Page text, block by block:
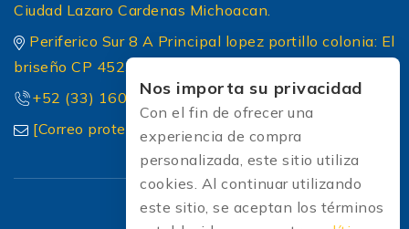
Ciudad Lazaro Cardenas Michoacan.
Periferico Sur 8 A Principal lopez portillo colonia: El
briseño CP 45236 Zapopan Jalisco
+52 (33) 1604 5032
[Correo protected]
Nos importa su privacidad
Con el fin de ofrecer una
experiencia de compra
personalizada, este sitio utiliza
cookies. Al continuar utilizando
este sitio, se aceptan los términos